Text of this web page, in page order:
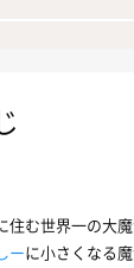
む世界一の大魔
ーに小さくなる